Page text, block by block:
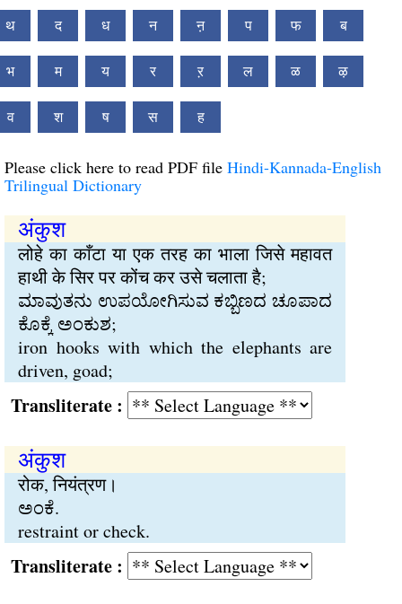
थ द ध न ऩ प फ ब
भ म य र ऱ ल ळ ऴ
व श ष स ह
Please click here to read PDF file Hindi-Kannada-English
Trilingual Dictionary
अंकुश
लोहे का काँटा या एक तरह का भाला जिसे महावत
हाथी के सिर पर कोंच कर उसे चलाता है;
ಮಾವುತನು ಉಪಯೋಗಿಸುವ ಕಬ್ಬಿಣದ ಚೂಪಾದ
ಕೊಕ್ಕೆ ಅಂಕುಶ;
iron hooks with which the elephants are
driven, goad;
:
अंकुश
रोक, नियंत्रण।
ಅಂಕೆ.
restraint or check.
: